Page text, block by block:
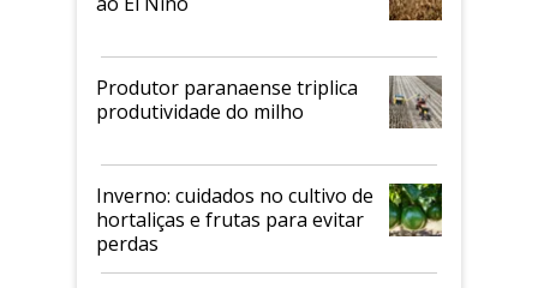
Produtor paranaense triplica
produtividade do milho
Inverno: cuidados no cultivo de
hortaliças e frutas para evitar
perdas